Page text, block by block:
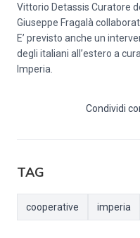
Vittorio Detassis Curatore
Giuseppe Fragalà
E’ previsto anche un
degli italiani all’estero a
Imperia.
Condividi
TAG
cooperative imperia